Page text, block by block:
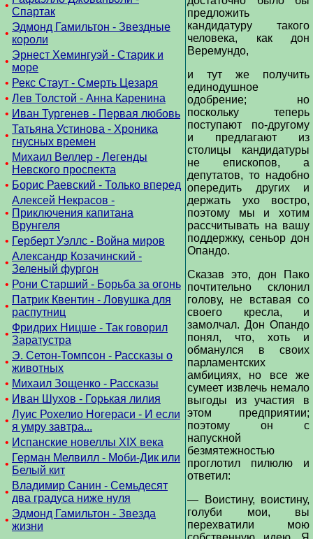
•
Спартак
•
Эдмонд Гамильтон - Звездные
короли
•
Эрнест Хемингуэй - Старик и
море
• Рекс Стаут - Смерть Цезаря
• Лев Толстой - Анна Каренина
• Иван Тургенев - Первая любовь
•
Татьяна Устинова - Хроника
гнусных времен
•
Михаил Веллер - Легенды
Невского проспекта
• Борис Раевский - Только вперед
•
Алексей Некрасов -
Приключения капитана
Врунгеля
• Герберт Уэллс - Война миров
•
Александр Козачинский -
Зеленый фургон
• Рони Старший - Борьба за огонь
•
Патрик Квентин - Ловушка для
распутниц
•
Фридрих Ницше - Так говорил
Заратустра
•
Э. Сетон-Томпсон - Рассказы о
животных
• Михаил Зощенко - Рассказы
• Иван Шухов - Горькая лилия
•
Луис Рохелио Ногераси - И если
я умру завтра...
• Испанские новеллы XIX века
•
Герман Мелвилл - Моби-Дик или
Белый кит
•
Владимир Санин - Семьдесят
два градуса ниже нуля
•
Эдмонд Гамильтон - Звезда
жизни
предложить
кандидатуру такого
человека, как дон
Веремундо,
и тут же получить
единодушное
одобрение; но
поскольку теперь
поступают по-другому
и предлагают из
столицы кандидатуры
не епископов, а
депутатов, то надобно
опередить других и
держать ухо востро,
поэтому мы и хотим
рассчитывать на вашу
поддержку, сеньор дон
Опандо.
Сказав это, дон Пако
почтительно склонил
голову, не вставая со
своего кресла, и
замолчал. Дон Опандо
понял, что, хоть и
обманулся в своих
парламентских
амбициях, но все же
сумеет извлечь немало
выгоды из участия в
этом предприятии;
поэтому он с
напускной
безмятежностью
проглотил пилюлю и
ответил:
— Воистину, воистину,
голуби мои, вы
перехватили мою